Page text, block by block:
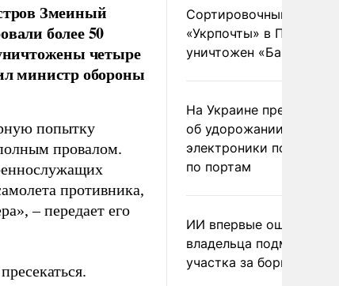
Змеиный
более 50
четыре
министр обороны
попытку
провалом.
противника,
– передает его
Сортировочный пункт
«Укрпочты» в
уничтожен
На Украине
об удорожании
электроники после
по портам
ИИ впервые
владельца
участка за борщевик